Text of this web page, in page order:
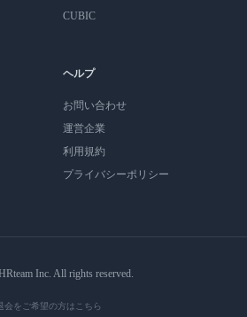
CUBIC
ヘルプ
お問い合わせ
運営企業
利用規約
プライバシーポリシー
Inc. All rights reserved.
会をご希望の方はこちら